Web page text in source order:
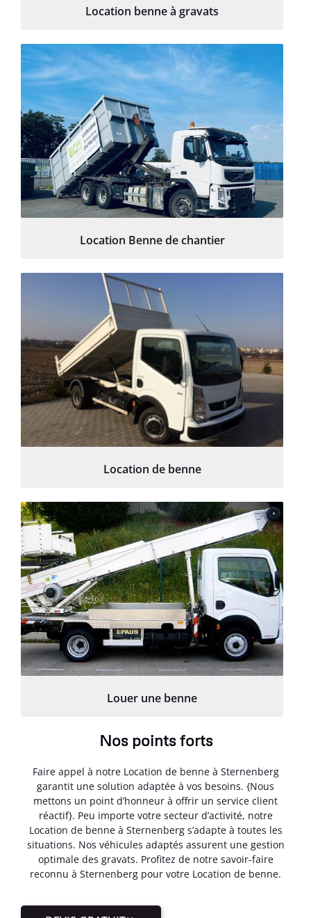
Location benne à gravats
Location Benne de chantier
Location de benne
Louer une benne
Nos points forts
Faire appel à notre Location de benne à Sternenberg
garantit une solution adaptée à vos besoins. {Nous
mettons un point d’honneur à offrir un service client
réactif}. Peu importe votre secteur d’activité, notre
Location de benne à Sternenberg s’adapte à toutes les
situations. Nos véhicules adaptés assurent une gestion
optimale des gravats. Profitez de notre savoir-faire
reconnu à Sternenberg pour votre Location de benne.